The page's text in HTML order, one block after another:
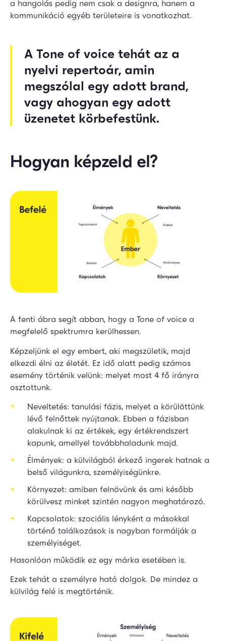
a hangolás pedig nem csak a designra, hanem a
kommunikáció egyéb területeire is vonatkozhat.
A Tone of voice tehát az a
nyelvi repertoár, amin
megszólal egy adott brand,
vagy ahogyan egy adott
üzenetet körbefestünk.
Hogyan képzeld el?
A fenti ábra segít abban, hogy a Tone of voice a
megfelelő spektrumra kerülhessen.
Képzeljünk el egy embert, aki megszületik, majd
elkezdi élni az életét. Ez idő alatt pedig számos
esemény történik velünk: melyet most 4 fő irányra
osztottunk.
Neveltetés: tanulási fázis, melyet a körülöttünk
lévő felnőttek nyújtanak. Ebben a fázisban
alakulnak ki az értékek, egy értékrendszert
kapunk, amellyel továbbhaladunk majd.
Élmények: a külvilágból érkező ingerek hatnak a
belső világunkra, személyiségünkre.
Környezet: amiben felnövünk és ami később
körülvesz minket szintén nagyon meghatározó.
Kapcsolatok: szociális lényként a másokkal
történő találkozások is nagyban formálják a
személyiséget.
Hasonlóan működik ez egy márka esetében is.
Ezek tehát a személyre ható dolgok. De mindez a
külvilág felé is megtörténik.